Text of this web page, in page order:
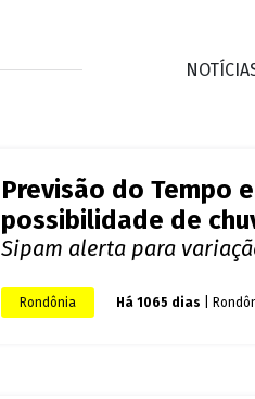
Previsão do Tempo
possibilidade de
Sipam alerta para
Rondônia Há 1065 dias |